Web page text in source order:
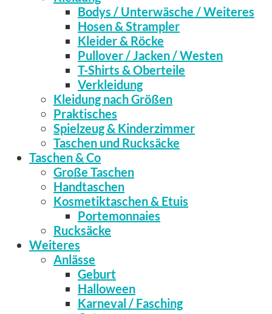
Bodys / Unterwäsche / Weiteres
Hosen & Strampler
Kleider & Röcke
Pullover / Jacken / Westen
T-Shirts & Oberteile
Verkleidung
Kleidung nach Größen
Praktisches
Spielzeug & Kinderzimmer
Taschen und Rucksäcke
Taschen & Co
Große Taschen
Handtaschen
Kosmetiktaschen & Etuis
Portemonnaies
Rucksäcke
Weiteres
Anlässe
Geburt
Halloween
Karneval / Fasching